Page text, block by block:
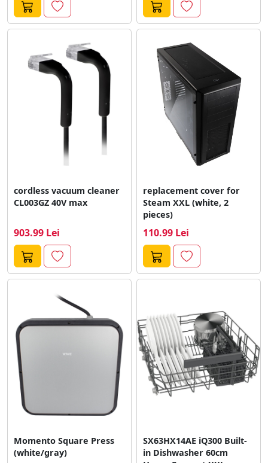
cordless vacuum cleaner
CL003GZ 40V max
903.99 Lei
replacement cover for
Steam XXL (white, 2
pieces)
110.99 Lei
Momento Square Press
(white/gray)
SX63HX14AE iQ300 Built-
in Dishwasher 60cm